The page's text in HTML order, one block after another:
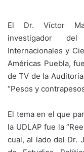
El Dr. Víctor
investigador
Internacionales y
Américas Puebla,
de TV de la
“Pesos y
El tema en el que
la UDLAP fue la
cual, al lado del Dr.